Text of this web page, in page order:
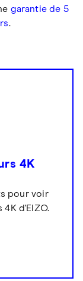
garantie de 5
.
4K
pour voir
d'EIZO.